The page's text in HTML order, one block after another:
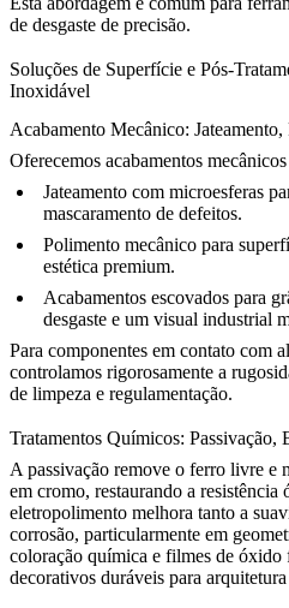
de desgaste de precisão.
Soluções de Superfície e Pós-
Inoxidável
Acabamento Mecânico:
Oferecemos acabamentos
Jateamento com microesferas
mascaramento de defeitos.
Polimento mecânico para
estética premium.
Acabamentos escovados para
desgaste e um visual industrial
Para componentes em contato com
controlamos rigorosamente a
de limpeza e regulamentação.
Tratamentos Químicos:
A passivação remove o ferro livre e
em cromo, restaurando a resistência
eletropolimento melhora tanto a
corrosão, particularmente em
coloração química e filmes de óxido
decorativos duráveis para